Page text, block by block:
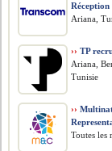
Réception
Ariana,
›› TP
Ariana,
Tunisie
››
Toutes les